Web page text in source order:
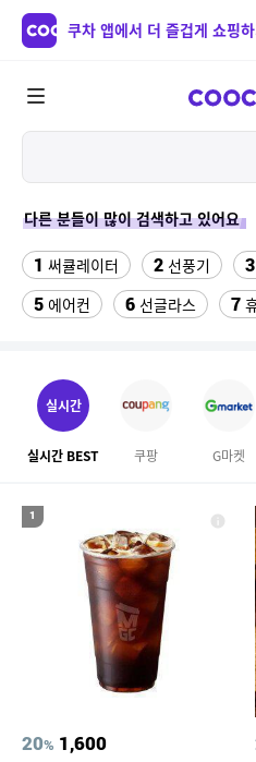
쿠차 앱에서 더 즐겁게 쇼핑
다른 분들이 많이 검색하고 있어요
1 써큘레이터 2 선풍기 3
5 에어컨 6 선글라스 7
12 팔찌부자재
14 롯데월드 자유이용권
17 엘칸토 18 19
실시간
실시간 BEST 쿠팡 G마켓
1
20% 1,600